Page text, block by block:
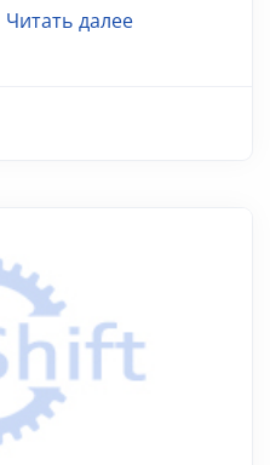
Читать далее